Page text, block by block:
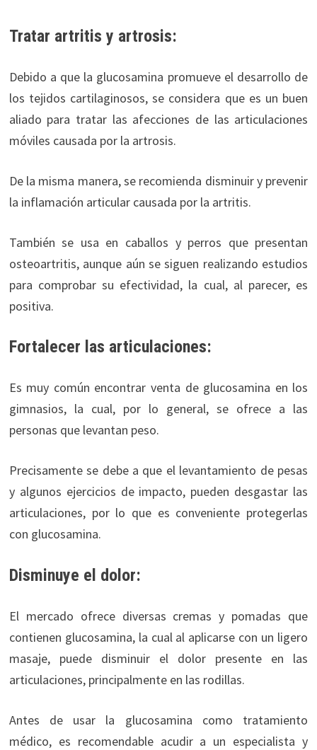
Tratar artritis y artrosis:
Debido a que la glucosamina promueve el desarrollo de
los tejidos cartilaginosos, se considera que es un buen
aliado para tratar las afecciones de las articulaciones
móviles causada por la artrosis.
De la misma manera, se recomienda disminuir y prevenir
la inflamación articular causada por la artritis.
También se usa en caballos y perros que presentan
osteoartritis, aunque aún se siguen realizando estudios
para comprobar su efectividad, la cual, al parecer, es
positiva.
Fortalecer las articulaciones:
Es muy común encontrar venta de glucosamina en los
gimnasios, la cual, por lo general, se ofrece a las
personas que levantan peso.
Precisamente se debe a que el levantamiento de pesas
y algunos ejercicios de impacto, pueden desgastar las
articulaciones, por lo que es conveniente protegerlas
con glucosamina.
Disminuye el dolor:
El mercado ofrece diversas cremas y pomadas que
contienen glucosamina, la cual al aplicarse con un ligero
masaje, puede disminuir el dolor presente en las
articulaciones, principalmente en las rodillas.
Antes de usar la glucosamina como tratamiento
médico, es recomendable acudir a un especialista y